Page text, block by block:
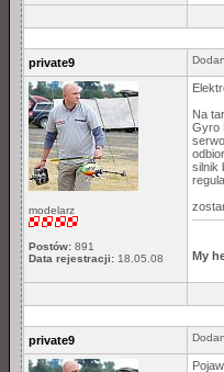
private9
modelarz
Postów: 891
Data rejestracji: 18.05.08
Na
Gyro
silnik
My
private9